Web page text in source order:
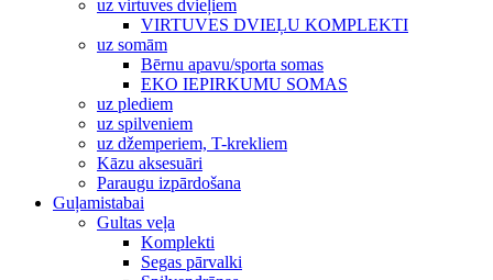
uz virtuves dvieļiem
VIRTUVES DVIEĻU KOMPLEKTI
uz somām
Bērnu apavu/sporta somas
EKO IEPIRKUMU SOMAS
uz plediem
uz spilveniem
uz džemperiem, T-krekliem
Kāzu aksesuāri
Paraugu izpārdošana
Guļamistabai
Gultas veļa
Komplekti
Segas pārvalki